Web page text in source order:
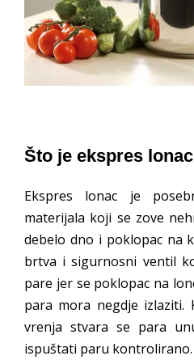
Što je ekspres lonac
Ekspres lonac je
materijala koji se zove
debelo dno i poklopac na
brtva i sigurnosni ventil
pare jer se poklopac na
para mora negdje izlaziti.
vrenja stvara se para
ispuštati paru